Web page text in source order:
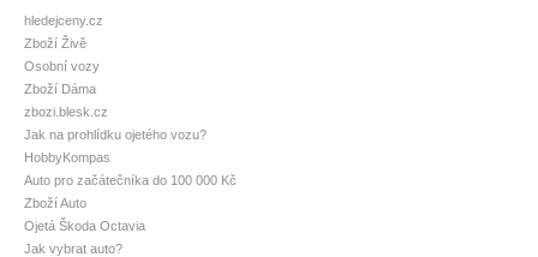
hledejceny.cz
Zboží Živě
Osobní vozy
Zboží Dáma
zbozi.blesk.cz
Jak na prohlídku ojetého vozu?
HobbyKompas
Auto pro začátečníka do 100 000 Kč
Zboží Auto
Ojetá Škoda Octavia
Jak vybrat auto?